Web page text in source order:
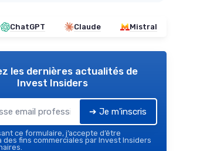
ChatGPT Claude Mistral
les dernières actualités de
Invest Insiders
➔ Je m'inscris
ce formulaire, j’accepte d’être
des fins commerciales par Invest Insiders